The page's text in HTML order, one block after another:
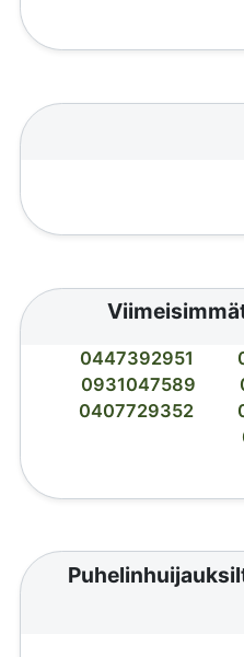
0447392951
0931047589
0407729352